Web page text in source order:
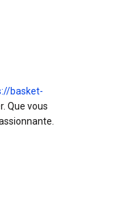
basket-
Que vous